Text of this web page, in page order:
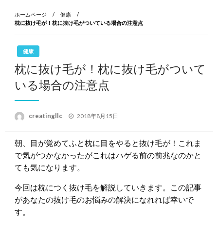
ホームページ
健康
枕に抜け毛が！枕に抜け毛がついている場合の注意点
健康
枕に抜け毛が！枕に抜け毛がついて
いる場合の注意点
creatingllc
投
2018年8月15日
朝、目が覚めてふと枕に目をやると抜け毛が！これま
で気がつかなかったがこれはハゲる前の前兆なのかと
ても気になります。
今回は枕につく抜け毛を解説していきます。この記事
があなたの抜け毛のお悩みの解決になれれば幸いで
す。